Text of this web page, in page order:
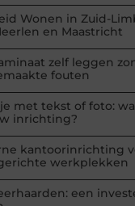
Wonen in Zuid-
en Maastricht
zelf leggen
fouten
met tekst of foto:
inrichting?
kantoorinrichting
werkplekken
een